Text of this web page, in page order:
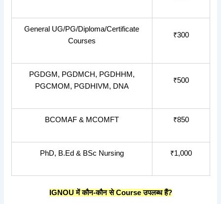
General UG/PG/Diploma/Certificate
Courses
₹300
PGDGM, PGDMCH, PGDHHM,
PGCMOM, PGDHIVM, DNA
₹500
BCOMAF & MCOMFT ₹850
PhD, B.Ed & BSc Nursing ₹1,000
IGNOUमेंकौन-कौनसे Courseउपलब्धहैं?